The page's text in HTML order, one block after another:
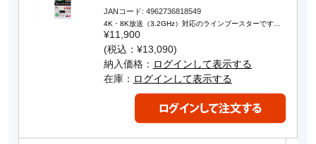
JANコード: 4962736818549
4K・8K放送（3.2GHz）対応のラインブースターです…
¥11,900
(税込：¥13,090)
納入価格： ログインして表示する
在庫： ログインして表示する